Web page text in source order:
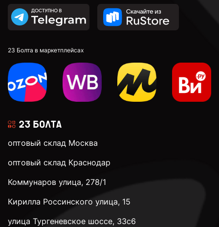
к.п. 10,9
к.п. 12,9
М4
М8
М10
23 Болта в маркетплейсах
оптовый склад Москва
оптовый склад Краснодар
Коммунаров улица, 278/1
Кирилла Россинского улица, 15
улица Тургеневское шоссе, 33с6